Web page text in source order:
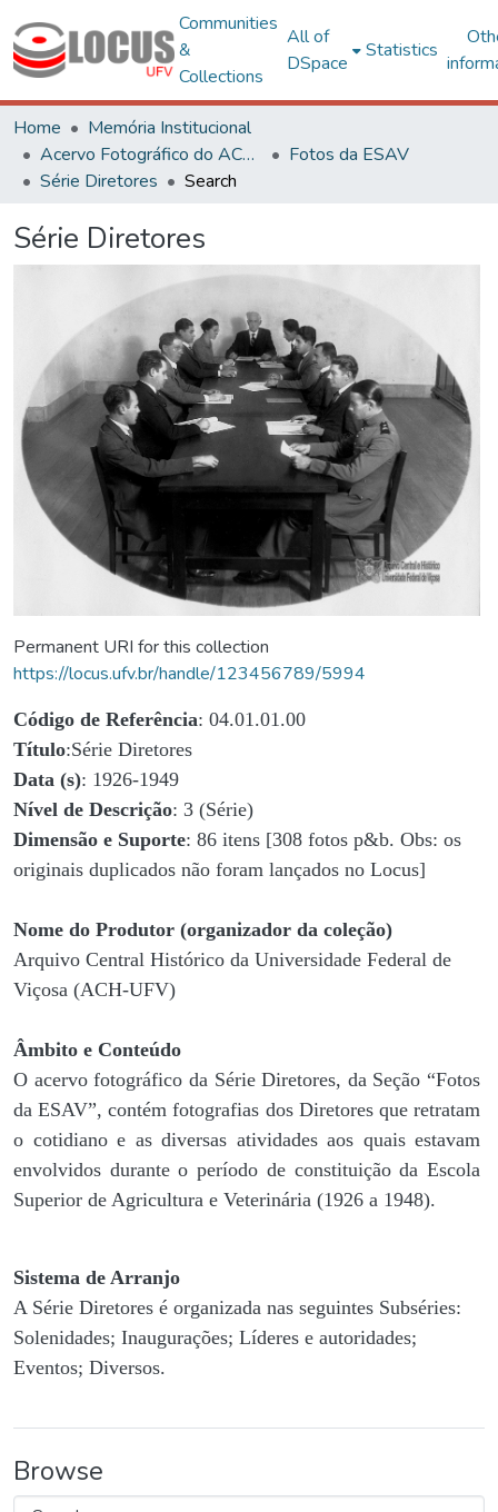
Communities
&
Collections
All of
DSpace
Statistics
Home
Memória Institucional
Acervo Fotográfico do ACH-UFV
Fotos da ESAV
Série Diretores
Search
Série Diretores
Permanent URI for this collection
https://locus.ufv.br/handle/123456789/5994
Código de Referência: 04.01.01.00
Título:Série Diretores
Data (s): 1926-1949
Nível de Descrição: 3 (Série)
Dimensão e Suporte: 86 itens [308 fotos p&b. Obs: os
originais duplicados não foram lançados no Locus]
Nome do Produtor (organizador da coleção)
Arquivo Central Histórico da Universidade Federal de
Viçosa (ACH-UFV)
Âmbito e Conteúdo
O acervo fotográfico da Série Diretores, da Seção “Fotos
da ESAV”, contém fotografias dos Diretores que retratam
o cotidiano e as diversas atividades aos quais estavam
envolvidos durante o período de constituição da Escola
Superior de Agricultura e Veterinária (1926 a 1948).
Sistema de Arranjo
A Série Diretores é organizada nas seguintes Subséries:
Solenidades; Inaugurações; Líderes e autoridades;
Eventos; Diversos.
Browse